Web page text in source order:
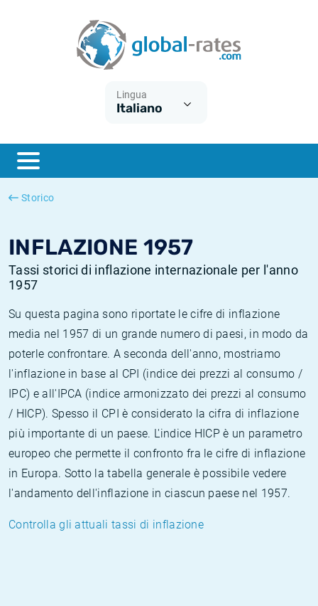
Lingua
Italiano
Storico
INFLAZIONE 1957
Tassi storici di inflazione internazionale per l'anno
1957
Su questa pagina sono riportate le cifre di inflazione
media nel 1957 di un grande numero di paesi, in modo da
poterle confrontare. A seconda dell'anno, mostriamo
l'inflazione in base al CPI (indice dei prezzi al consumo /
IPC) e all'IPCA (indice armonizzato dei prezzi al consumo
/ HICP). Spesso il CPI è considerato la cifra di inflazione
più importante di un paese. L'indice HICP è un parametro
europeo che permette il confronto fra le cifre di inflazione
in Europa. Sotto la tabella generale è possibile vedere
l'andamento dell'inflazione in ciascun paese nel 1957.
Controlla gli attuali tassi di inflazione
ESTER
SONIA
Cos'è l'inflazione CPI?
Cos'è l'inflazione HICP?
Inflazione Italia
Inflazione Stati Uniti
Tassi storici Euribor
Tassi storici di SONIA
Tassi storici di TONAR
Calcolatore dell’inflazione